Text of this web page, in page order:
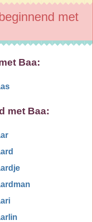
met
Baa:
met Baa: